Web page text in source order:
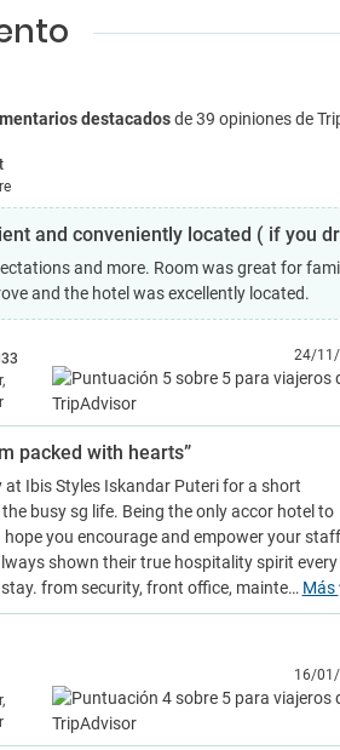
destacadosde 39 opiniones de
and conveniently located ( if you
and more. Room was great for
and the hotel was excellently located.
24/
packed with hearts”
at Ibis Styles Iskandar Puteri for a short
busy sg life. Being the only accor hotel to
you encourage and empower your
shown their true hospitality spirit every
from security, front office, mainte… Más
16/